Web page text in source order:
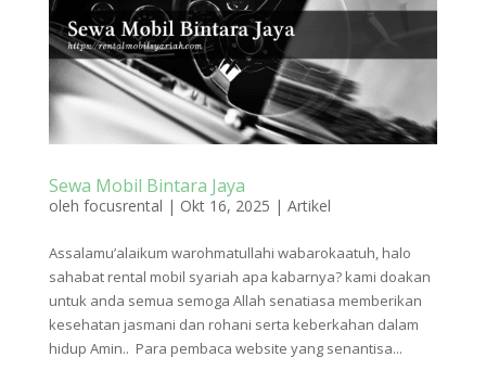
Sewa Mobil Bintara Jaya
oleh focusrental | Okt 16, 2025 | Artikel
Assalamu’alaikum warohmatullahi wabarokaatuh, halo
sahabat rental mobil syariah apa kabarnya? kami doakan
untuk anda semua semoga Allah senatiasa memberikan
kesehatan jasmani dan rohani serta keberkahan dalam
hidup Amin.. Para pembaca website yang senantisa...